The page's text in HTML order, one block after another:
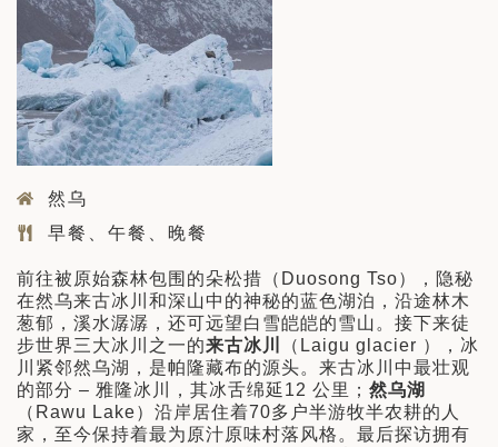
然乌
早餐、午餐、晚餐
前往被原始森林包围的朵松措（Duosong Tso），隐秘
在然乌来古冰川和深山中的神秘的蓝色湖泊，沿途林木
葱郁，溪水潺潺，还可远望白雪皑皑的雪山。接下来徒
步世界三大冰川之一的来古冰川
（Laigu glacier ），冰
川紧邻然乌湖，是帕隆藏布的源头。来古冰川中最壮观
的部分 – 雅隆冰川，其冰舌绵延12 公里； 然乌湖
（Rawu Lake）沿岸居住着70多户半游牧半农耕的人
家，至今保持着最为原汁原味村落风格。最后探访拥有